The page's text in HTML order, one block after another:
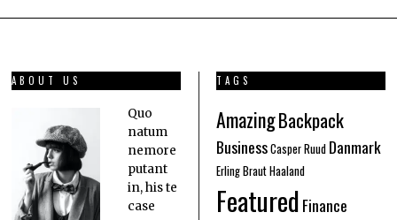
ABOUT US
Quo
natum
nemore
putant
in, his te
case
TAGS
AmazingBackpack
BusinessCasper Ruud Danmark
Erling Braut Haaland
FeaturedFinance